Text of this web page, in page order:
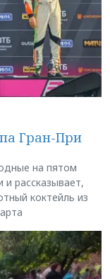
Гран-При
на пятом
рассказывает,
коктейль из